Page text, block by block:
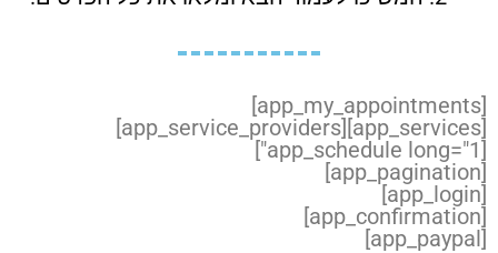
[app_my_appointments]
[app_services]
[app_service_providers]
[app_schedule long="1"]
[app_pagination]
[app_login]
[app_confirmation]
[app_paypal]